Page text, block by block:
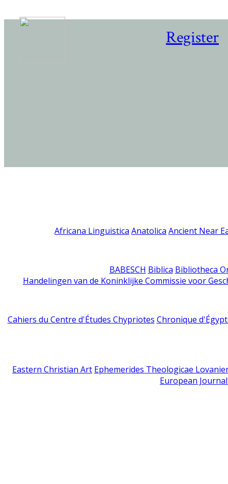
Register
Africana Linguistica Anatolica Ancient Near
BABESCH Biblica Bibliotheca
Handelingen van de Koninklijke Commissie voor
Cahiers du Centre d'Études Chypriotes Chronique
Eastern Christian Art Ephemerides Theologicae
European